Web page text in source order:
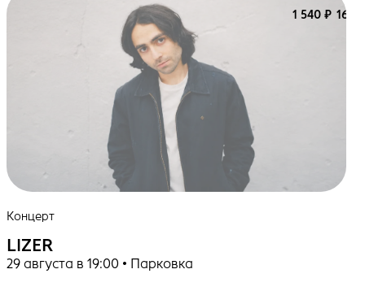
1 540 ₽ 16+
Концерт
LIZER
29 августа в 19:00 • Парковка